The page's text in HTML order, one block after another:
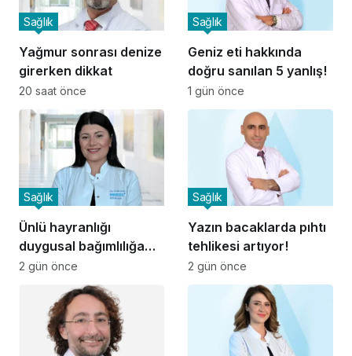
Yağmur sonrası denize
girerken dikkat
Sağlık
20 saat önce
Geniz eti hakkında
doğru sanılan 5 yanlış!
Sağlık
1 gün önce
Ünlü hayranlığı
duygusal bağımlılığa
dönüşebilir
Sağlık
2 gün önce
Yazın bacaklarda pıhtı
tehlikesi artıyor!
Sağlık
2 gün önce